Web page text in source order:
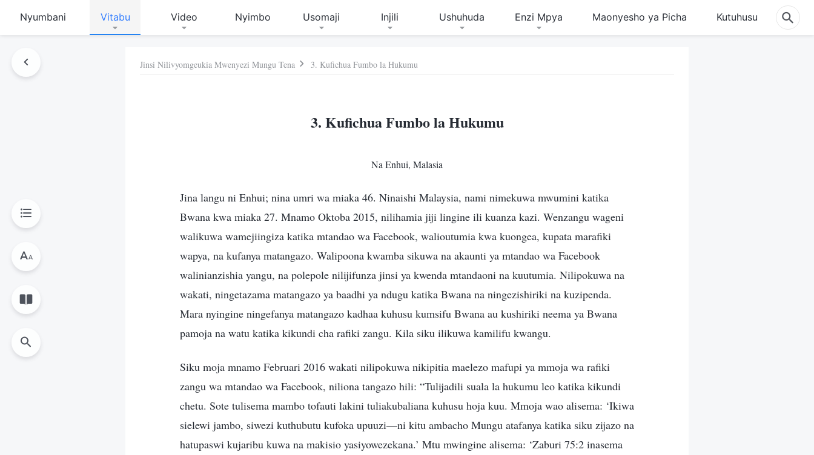
Nyumbani Vitabu Video Nyimbo Usomaji Injili Ushuhuda Enzi Mpya Maonyesho ya Picha Kutuhusu
Jinsi Nilivyomgeukia Mwenyezi Mungu Tena 3. Kufichua Fumbo la Hukumu
3. Kufichua Fumbo la Hukumu
Na Enhui, Malasia
Jina langu ni Enhui; nina umri wa miaka 46. Ninaishi Malaysia, nami nimekuwa mwumini katika
Bwana kwa miaka 27. Mnamo Oktoba 2015, nilihamia jiji lingine ili kuanza kazi. Wenzangu wageni
walikuwa wamejiingiza katika mtandao wa Facebook, walioutumia kwa kuongea, kupata marafiki
wapya, na kufanya matangazo. Walipoona kwamba sikuwa na akaunti ya mtandao wa Facebook
walinianzishia yangu, na polepole nilijifunza jinsi ya kwenda mtandaoni na kuutumia. Nilipokuwa na
wakati, ningetazama matangazo ya baadhi ya ndugu katika Bwana na ningezishiriki na kuzipenda.
Mara nyingine ningefanya matangazo kadhaa kuhusu kumsifu Bwana au kushiriki neema ya Bwana
pamoja na watu katika kikundi cha rafiki zangu. Kila siku ilikuwa kamilifu kwangu.
Siku moja mnamo Februari 2016 wakati nilipokuwa nikipitia maelezo mafupi ya mmoja wa rafiki
zangu wa mtandao wa Facebook, niliona tangazo hili: “Tulijadili suala la hukumu leo katika kikundi
chetu. Sote tulisema mambo tofauti lakini tuliakubaliana kuhusu hoja kuu. Mmoja wao alisema: ‘Ikiwa
sielewi jambo, siwezi kuthubutu kufoka upuuzi—ni kitu ambacho Mungu atafanya katika siku zijazo na
hatupaswi kujaribu kuwa na makisio yasiyowezekana.’ Mtu mwingine alisema: ‘Zaburi 75:2 inasema